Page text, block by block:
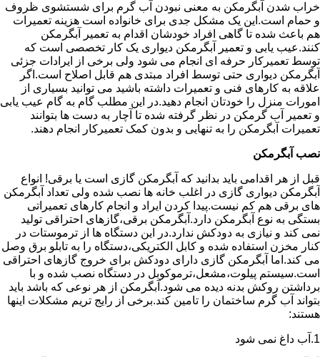
خراب شدن آبگرمکن به معنی نبودن آب گرم برای شستشوی ظروف
و حمام است.این یک مشکل جدی برای خانواده است هزینه تعمیرات
هم باعث شده تا گاهی افراد خودشان اقدام به تعمیر آبگرمکن
کنند.عیب یابی و تعمیر آبگرمکن دیواری یک کار تخصصی است که
توسط تعمیرکار حرفه ای انجام می شود ولی برخی از ایرادات جزئی
آبگرمکن دیواری حتی توسط افراد مبتدی هم قابل اصلاح است.اگر
علاقه به کارهای فنی و تعمیرات داشته باشید می توانید بسیاری از
امورات منزل را خودتان انجام دهید.در این مطلب گام به گام عیب یابی
و تعمیر آب گرمکن در نظر گرفته شده تا آچار به دست ها بتوانند
تعمیرات آبگرمکن را به تنهایی و بدون کمک تعمیرکار انجام دهند.
نصب آبگرمکن
قبل از هر اقدامی باید بدانید که آبگرمکن گازی است یا برقی! انواع
آبگرمکن دیواری گازی در اغلب خانه ها نصب شده ولی تعداد آبگرمکن
های برقی هم کم نیست.پیدا کردن ایراد و انجام کارهای تعمیراتی
بستگی به نوع آبگرمکن دارد.آبگرمکن برقی،گازهای احتراقی تولید
نمی کند و نیازی به دودکش ندارد.در این دستگاه ها از ترموستات در
کنار مخزن استفاده شده و کابل الکتریکی،دستگاه را به تابلو برق وصل
می کند.اما آبگرمکن گازی دارای دودکش برای خروج گازهای احتراقی
است.سیستم پیلوت،مشعل،ترموکوبل در دستگاه نصب شده و با
برداشتن روکش بدنه دیده می شود.آبگرمکن از هر نوعی که باشد باید
بتواند آب گرم ساختمان را تامین کند.برخی از رایج تریم مشکلات اینها
هستند:
1.آب داغ نمی شود